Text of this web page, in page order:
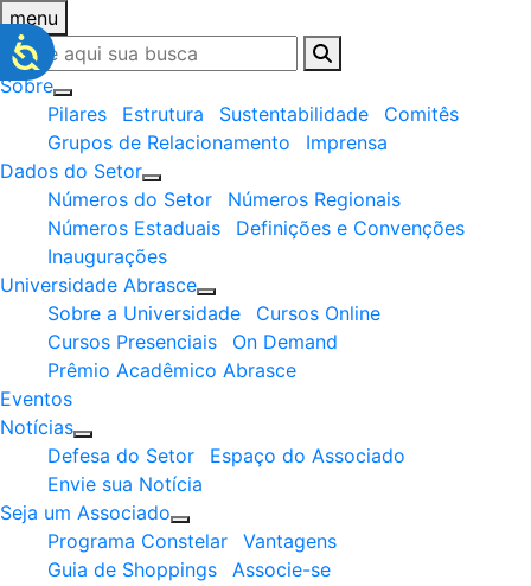
menu
Sobre
Pilares
Estrutura Sustentabilidade
Comitês
Grupos de Relacionamento
Imprensa
Dados do Setor
Números do Setor
Números Regionais
Números Estaduais
Definições e Convenções
Inaugurações
Universidade Abrasce
Sobre a Universidade
Cursos Online
Cursos Presenciais
On Demand
Prêmio Acadêmico Abrasce
Eventos
Notícias
Defesa do Setor
Espaço do Associado
Envie sua Notícia
Seja um Associado
Programa Constelar
Vantagens
Guia de Shoppings
Associe-se